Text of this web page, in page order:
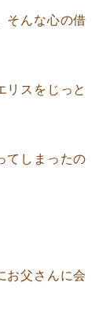
そんな心の借
リスをじっと
てしまったの
お父さんに会